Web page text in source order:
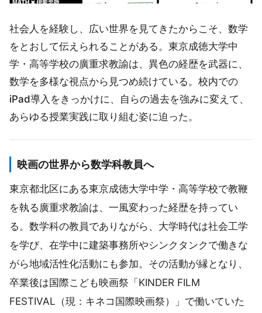
社会人を経験し、広い世界を見てきたからこそ、数学
をとおして伝えられることがある。東京成徳大学中
学・高等学校の廣重求教諭は、異色の経歴を武器に、
数学を多様な視点から見つめ続けている。校内での
iPad導入をきっかけに、自らの過去を強みに変えて、
あらゆる授業実践に取り組む姿に迫った。
映画の世界から数学科教員へ
東京都北区にある東京成徳大学中学・高等学校で教鞭
を執る廣重求教諭は、一風変わった経歴を持ってい
る。数学科の教員でありながら、大学時代は社会工学
を学び、在学中に建築事務所やシンクタンクで働きな
がら地域活性化活動にも参加。その活動が縁となり、
卒業後は国際こども映画祭「KINDER FILM
FESTIVAL（現：キネコ国際映画祭）」で働いていた